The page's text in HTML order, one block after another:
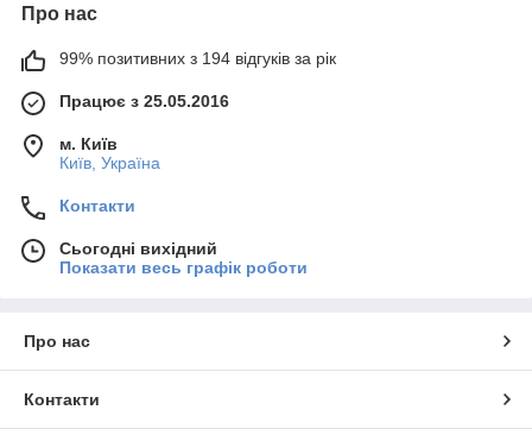
Про нас
99% позитивних з 194 відгуків за рік
Працює з 25.05.2016
м. Київ
Київ, Україна
Контакти
Сьогодні вихідний
Показати весь графік роботи
Про нас
Контакти